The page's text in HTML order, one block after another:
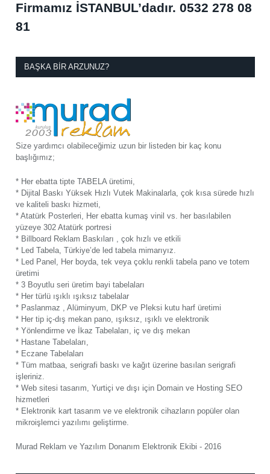
Firmamız İSTANBUL’dadır. 0532 278 08
81
BAŞKA BIR ARZUNUZ?
Size yardımcı olabileceğimiz uzun bir listeden bir kaç konu
başlığımız;
* Her ebatta tipte TABELA üretimi,
* Dijital Baskı Yüksek Hızlı Vutek Makinalarla, çok kısa sürede hızlı
ve kaliteli baskı hizmeti,
* Atatürk Posterleri, Her ebatta kumaş vinil vs. her basılabilen
yüzeye 302 Atatürk portresi
* Billboard Reklam Baskıları , çok hızlı ve etkili
* Led Tabela, Türkiye’de led tabela mimarıyız.
* Led Panel, Her boyda, tek veya çoklu renkli tabela pano ve totem
üretimi
* 3 Boyutlu seri üretim bayi tabelaları
* Her türlü ışıklı ışıksız tabelalar
* Paslanmaz , Alüminyum, DKP ve Pleksi kutu harf üretimi
* Her tip iç-dış mekan pano, ışıksız, ışıklı ve elektronik
* Yönlendirme ve İkaz Tabelaları, iç ve dış mekan
* Hastane Tabelaları,
* Eczane Tabelaları
* Tüm matbaa, serigrafi baskı ve kağıt üzerine basılan serigrafi
işleriniz.
* Web sitesi tasarım, Yurtiçi ve dışı için Domain ve Hosting SEO
hizmetleri
* Elektronik kart tasarım ve ve elektronik cihazların popüler olan
mikroişlemci yazılımı geliştirme.
Murad Reklam ve Yazılım Donanım Elektronik Ekibi - 2016